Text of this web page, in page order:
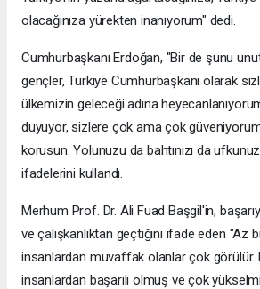
olacağınıza yürekten inanıyorum" dedi.
Cumhurbaşkanı Erdoğan, "Bir de şunu
gençler, Türkiye Cumhurbaşkanı olarak
ülkemizin geleceği adına
duyuyor, sizlere çok ama çok
korusun. Yolunuzu da bahtınızı da
ifadelerini kullandı.
Merhum Prof. Dr. Ali Fuad Başgil'in,
ve çalışkanlıktan geçtiğini ifade eden "Az
insanlardan muvaffak olanlar çok görülür.
insanlardan başarılı olmuş ve çok